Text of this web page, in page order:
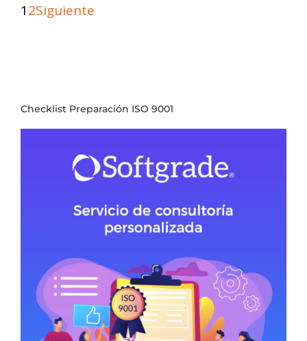
12Siguiente
Checklist Preparación ISO 9001